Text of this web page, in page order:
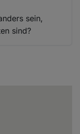
sein,
sind?